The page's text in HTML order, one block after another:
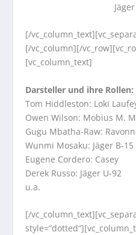
[/
[/vc_column][/
[vc_column_text]
Darsteller und ihre Rollen:
Tom Hiddleston: Loki
Owen Wilson: Mobius M.
Gugu Mbatha-Raw:
Wunmi Mosaku: Jäger B-15
Eugene Cordero: Casey
Derek Russo: Jäger U-92
u.a.
[/